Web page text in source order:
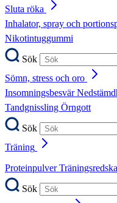
Sluta röka
Inhalator, spray och
Nikotintuggummi
Sök
Sömn, stress och oro
Insomningsbesvär
Tandgnissling Örngott
Sök
Träning
Proteinpulver
Sök